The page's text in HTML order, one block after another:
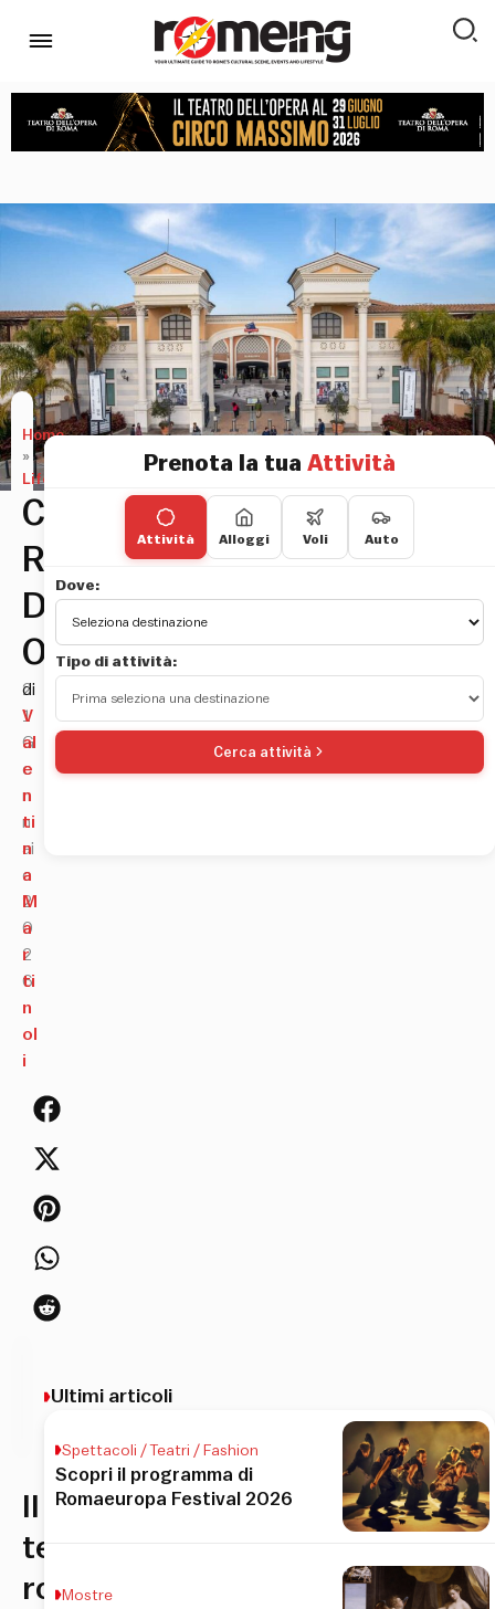
Home
»
Lifestyle
Castel
Romano
Designer
Outlet
2
1
G
e
n
n
ai
o
2
0
2
6
di
V
al
e
n
ti
n
a
M
a
r
ti
n
ol
i
tempio
romano
Prenota la tua Attività
Attività Alloggi Voli Auto
Dove:
Tipo di attività:
Cerca attività
Ultimi articoli
Spettacoli / Teatri / Fashion
Scopri il programma di
Romaeuropa Festival 2026
Mostre